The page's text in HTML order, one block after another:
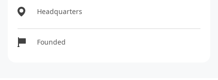
Headquarters
Founded